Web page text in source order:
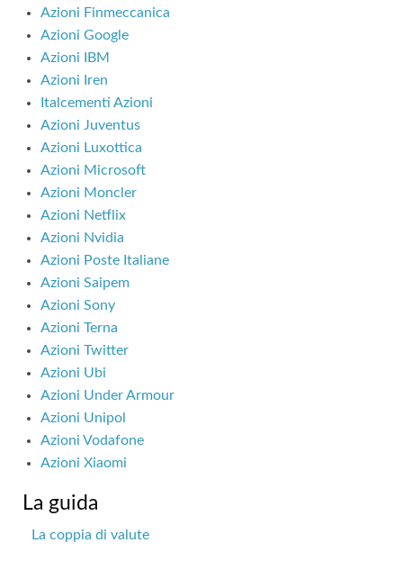
Azioni Finmeccanica
Azioni Google
Azioni IBM
Azioni Iren
Italcementi Azioni
Azioni Juventus
Azioni Luxottica
Azioni Microsoft
Azioni Moncler
Azioni Netflix
Azioni Nvidia
Azioni Poste Italiane
Azioni Saipem
Azioni Sony
Azioni Terna
Azioni Twitter
Azioni Ubi
Azioni Under Armour
Azioni Unipol
Azioni Vodafone
Azioni Xiaomi
La guida
La coppia di valute